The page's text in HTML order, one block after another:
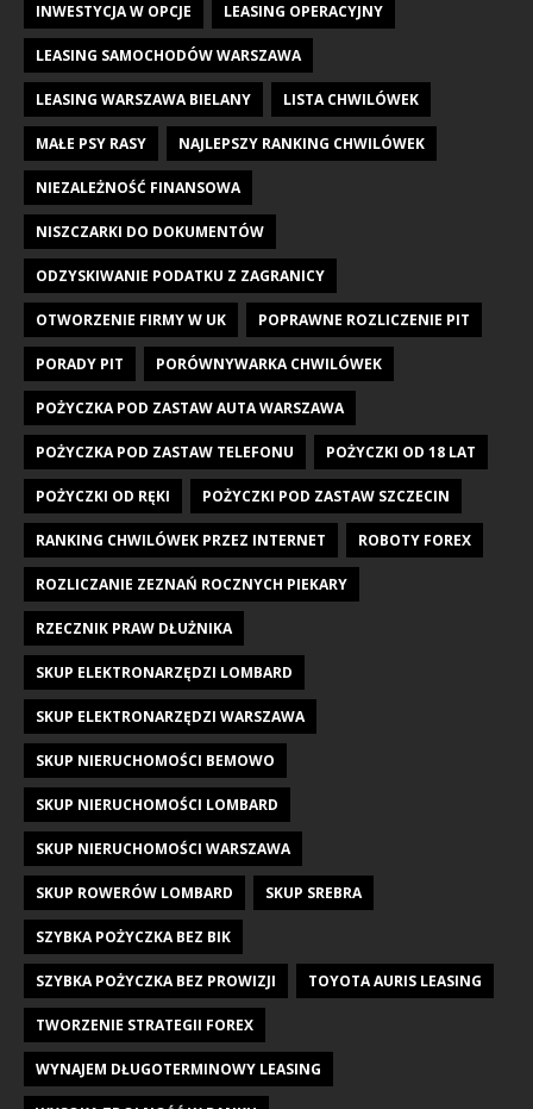
INWESTYCJA W OPCJE LEASING OPERACYJNY
LEASING SAMOCHODÓW WARSZAWA
LEASING WARSZAWA BIELANY LISTA CHWILÓWEK
MAŁE PSY RASY NAJLEPSZY RANKING CHWILÓWEK
NIEZALEŻNOŚĆ FINANSOWA
NISZCZARKI DO DOKUMENTÓW
ODZYSKIWANIE PODATKU Z ZAGRANICY
OTWORZENIE FIRMY W UK POPRAWNE ROZLICZENIE PIT
PORADY PIT PORÓWNYWARKA CHWILÓWEK
POŻYCZKA POD ZASTAW AUTA WARSZAWA
POŻYCZKA POD ZASTAW TELEFONU POŻYCZKI OD 18 LAT
POŻYCZKI OD RĘKI POŻYCZKI POD ZASTAW SZCZECIN
RANKING CHWILÓWEK PRZEZ INTERNET ROBOTY FOREX
ROZLICZANIE ZEZNAŃ ROCZNYCH PIEKARY
RZECZNIK PRAW DŁUŻNIKA
SKUP ELEKTRONARZĘDZI LOMBARD
SKUP ELEKTRONARZĘDZI WARSZAWA
SKUP NIERUCHOMOŚCI BEMOWO
SKUP NIERUCHOMOŚCI LOMBARD
SKUP NIERUCHOMOŚCI WARSZAWA
SKUP ROWERÓW LOMBARD SKUP SREBRA
SZYBKA POŻYCZKA BEZ BIK
SZYBKA POŻYCZKA BEZ PROWIZJI TOYOTA AURIS LEASING
TWORZENIE STRATEGII FOREX
WYNAJEM DŁUGOTERMINOWY LEASING